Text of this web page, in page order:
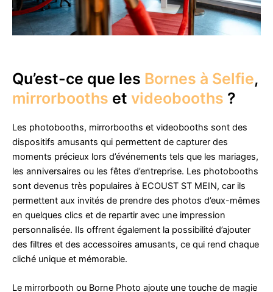
Qu’est-ce que les Bornes à Selfie,
mirrorbooths et videobooths ?
Les photobooths, mirrorbooths et videobooths sont des
dispositifs amusants qui permettent de capturer des
moments précieux lors d’événements tels que les mariages,
les anniversaires ou les fêtes d’entreprise. Les photobooths
sont devenus très populaires à ECOUST ST MEIN, car ils
permettent aux invités de prendre des photos d’eux-mêmes
en quelques clics et de repartir avec une impression
personnalisée. Ils offrent également la possibilité d’ajouter
des filtres et des accessoires amusants, ce qui rend chaque
cliché unique et mémorable.
Le mirrorbooth ou Borne Photo ajoute une touche de magie